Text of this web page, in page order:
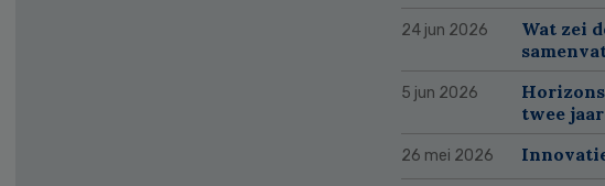
24 jun 2026
Wat zei
5 jun 2026
twee jaar
26 mei 2026